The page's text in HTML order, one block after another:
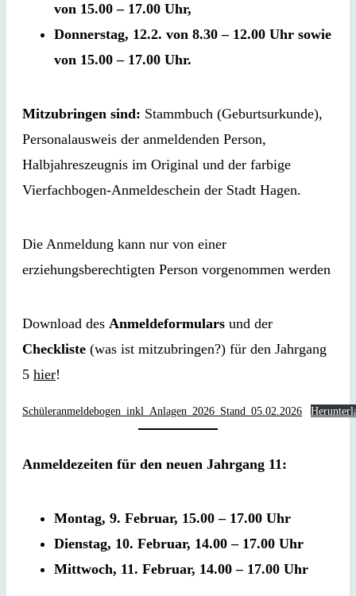
von 15.00 – 17.00 Uhr,
Donnerstag, 12.2. von 8.30 – 12.00 Uhr sowie
von 15.00 – 17.00 Uhr.
Mitzubringen sind: Stammbuch (Geburtsurkunde),
Personalausweis der anmeldenden Person,
Halbjahreszeugnis im Original und der farbige
Vierfachbogen-Anmeldeschein der Stadt Hagen.
Die Anmeldung kann nur von einer
erziehungsberechtigten Person vorgenommen werden
Download des Anmeldeformulars und der
Checkliste (was ist mitzubringen?) für den Jahrgang
5 hier!
Schüleranmeldebogen_inkl_Anlagen_2026_Stand_05.02.2026
Anmeldezeiten für den neuen Jahrgang 11:
Montag, 9. Februar, 15.00 – 17.00 Uhr
Dienstag, 10. Februar, 14.00 – 17.00 Uhr
Mittwoch, 11. Februar, 14.00 – 17.00 Uhr